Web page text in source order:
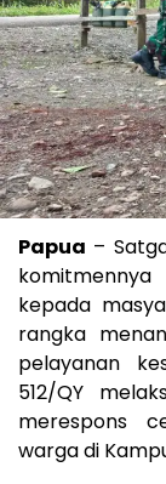
Papua –
kepada
rangka
pelayanan
512/QY
merespons
warga di